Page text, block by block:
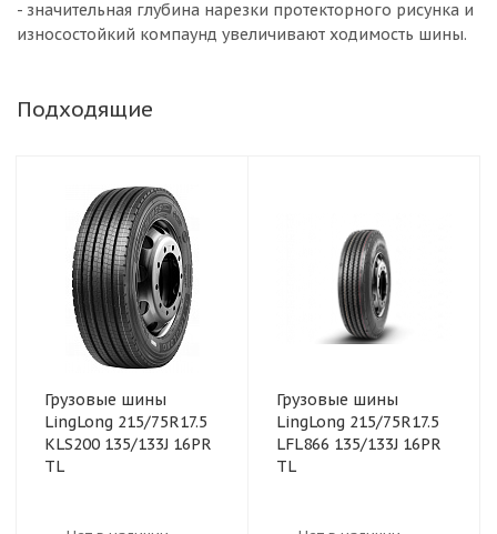
- значительная глубина нарезки протекторного рисунка и
износостойкий компаунд увеличивают ходимость шины.
Подходящие
Грузовые шины
LingLong 215/75R17.5
KLS200 135/133J 16PR
TL
Грузовые шины
LingLong 215/75R17.5
LFL866 135/133J 16PR
TL